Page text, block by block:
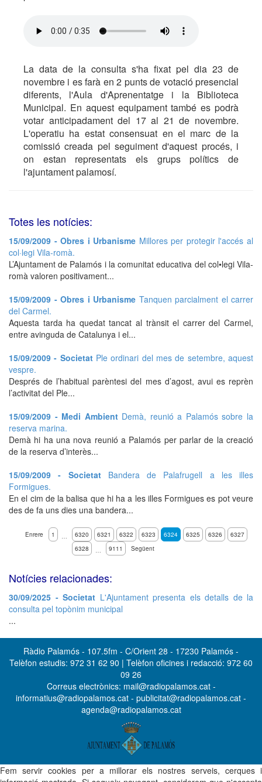
La data de la consulta s'ha fixat pel dia 23 de
novembre i es farà en 2 punts de votació presencial
diferents, l'Aula d'Aprenentatge i la Biblioteca
Municipal. En aquest equipament també es podrà
votar anticipadament del 17 al 21 de novembre.
L'operatiu ha estat consensuat en el marc de la
comissió creada pel seguiment d'aquest procés, i
on estan representats els grups polítics de
l'ajuntament palamosí.
Totes les notícies:
15/09/2009 - Obres i Urbanisme Millores per protegir l'accés al
col·legi Vila-romà.
L’Ajuntament de Palamós i la comunitat educativa del col•legi Vila-
romà valoren positivament...
15/09/2009 - Obres i Urbanisme Tanquen parcialment el carrer
del Carmel.
Aquesta tarda ha quedat tancat al trànsit el carrer del Carmel,
entre avinguda de Catalunya i el...
15/09/2009 - Societat Ple ordinari del mes de setembre, aquest
vespre.
Després de l’habitual parèntesi del mes d’agost, avui es reprèn
l’activitat del Ple...
15/09/2009 - Medi Ambient Demà, reunió a Palamós sobre la
reserva marina.
Demà hi ha una nova reunió a Palamós per parlar de la creació
de la reserva d’interès...
15/09/2009 - Societat Bandera de Palafrugell a les illes
Formigues.
En el cim de la balisa que hi ha a les illes Formigues es pot veure
des de fa uns dies una bandera...
Enrere 1 … 6320 6321 6322 6323 6324 6325 6326
6327
6328
… 9111 Següent
Notícies relacionades:
30/09/2025 - Societat L'Ajuntament presenta els detalls de la
consulta pel topònim municipal
...
Ràdio Palamós - 107.5fm - C/Orient 28 - 17230 Palamós -
Telèfon estudis: 972 31 62 90 | Telèfon oficines i redacció: 972 60
09 26
Correus electrònics: mail@radiopalamos.cat -
informatius@radiopalamos.cat - publicitat@radiopalamos.cat -
agenda@radiopalamos.cat
Fem servir cookies per a millorar els nostres serveis, cerques i